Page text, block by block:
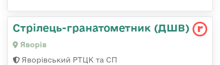
Стрілець-гранатометник (ДШВ)
Яворів
Яворівський РТЦК та СП